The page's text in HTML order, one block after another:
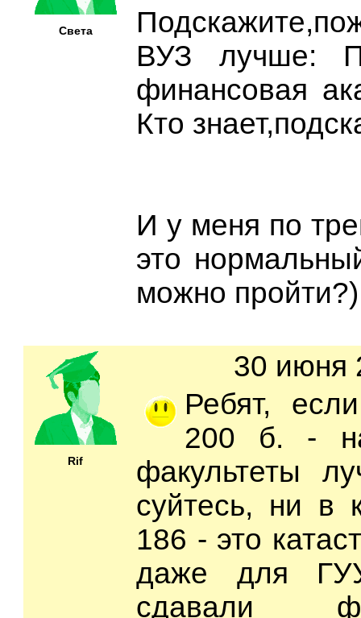
Света
ВУЗ лучше:
финансовая
Кто
И у меня по
это
можно пройти?)
Rif
30 июня
Ребят,
200 б. -
факультеты
суйтесь, ни в
186 - это
даже для
сдавали